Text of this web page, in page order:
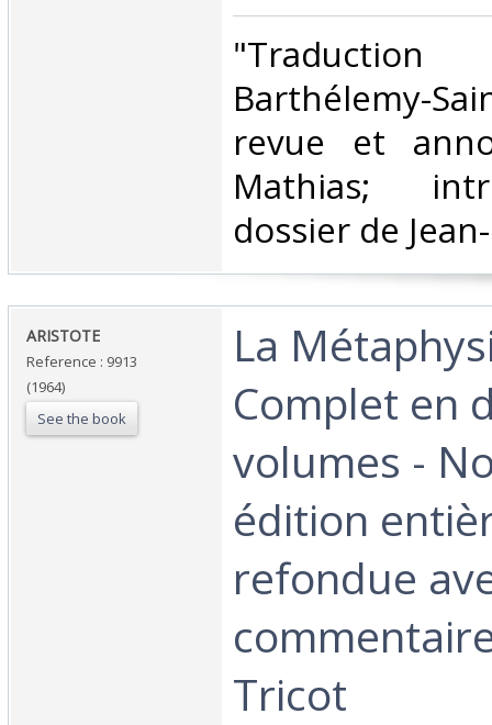
Barthélemy-
revue et
Mathias;
dossier de
‎ARISTOTE‎
Reference : 9913
(1964)
See the book
‎La
Complet en
volumes -
édition
refondue
Tricot‎